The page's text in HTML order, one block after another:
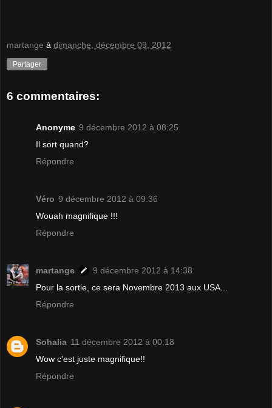
martange à dimanche, décembre 09, 2012
Partager
6 commentaires:
Anonyme 9 décembre 2012 à 08:25
Il sort quand?
Répondre
Véro 9 décembre 2012 à 09:36
Wouah magnifique !!!
Répondre
martange
9 décembre 2012 à 14:38
Pour la sortie, ce sera Novembre 2013 aux USA...
Répondre
Sohalia 11 décembre 2012 à 00:18
Wow c'est juste magnifique!!
Répondre